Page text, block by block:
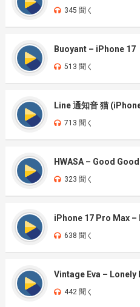
345 聞く
Buoyant – iPhone 17
513 聞く
Line 通知音 猫
713 聞く
HWASA – Good
323 聞く
iPhone 17 Pro Max –
638 聞く
Vintage Eva – Lonely
442 聞く